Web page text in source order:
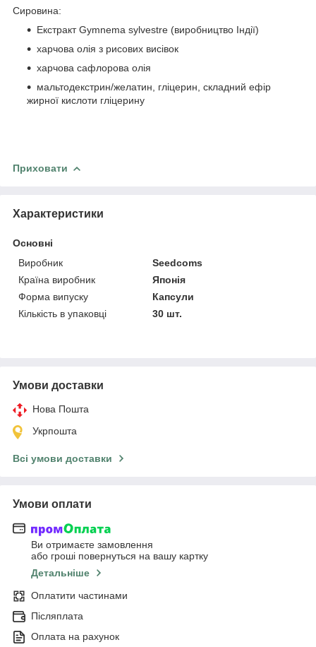
Сировина:
Екстракт Gymnema sylvestre (виробництво Індії)
харчова олія з рисових висівок
харчова сафлорова олія
мальтодекстрин/желатин, гліцерин, складний ефір
жирної кислоти гліцерину
Приховати
Характеристики
Основні
Виробник
Seedcoms
Країна виробник
Японія
Форма випуску
Капсули
Кількість в упаковці
30 шт.
Умови доставки
Нова Пошта
Укрпошта
Всі умови доставки
Умови оплати
Ви отримаєте замовлення
або гроші повернуться на вашу картку
Детальніше
Оплатити частинами
Післяплата
Оплата на рахунок